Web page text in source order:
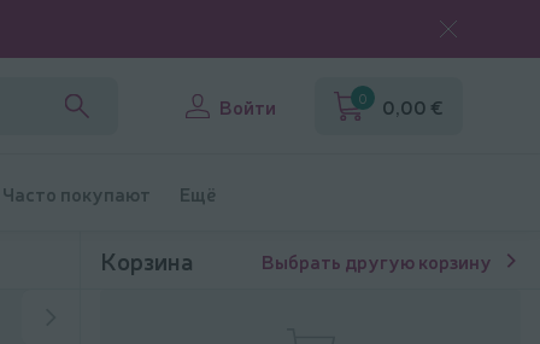
Войти 0 0,00 €
Часто покупают Ещё
Корзина Выбрать другую корзину